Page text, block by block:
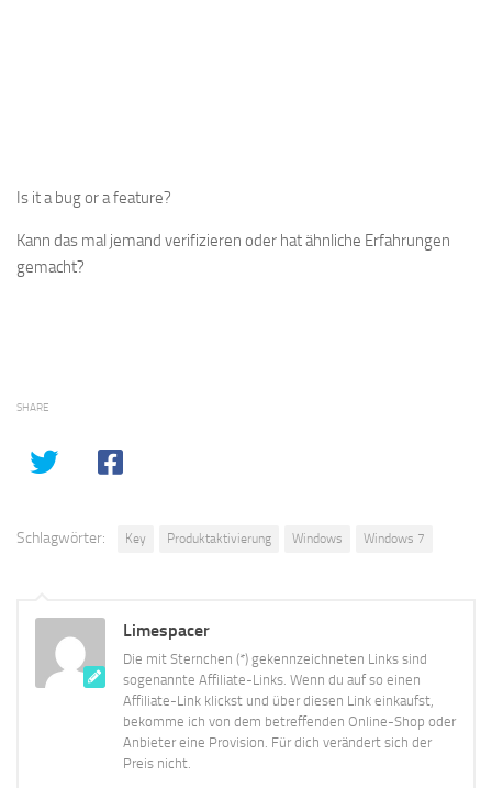
Is it a bug or a feature?
Kann das mal jemand verifizieren oder hat ähnliche Erfahrungen
gemacht?
SHARE
Schlagwörter: Key Produktaktivierung Windows Windows 7
Limespacer
Die mit Sternchen (*) gekennzeichneten Links sind
sogenannte Affiliate-Links. Wenn du auf so einen
Affiliate-Link klickst und über diesen Link einkaufst,
bekomme ich von dem betreffenden Online-Shop oder
Anbieter eine Provision. Für dich verändert sich der
Preis nicht.